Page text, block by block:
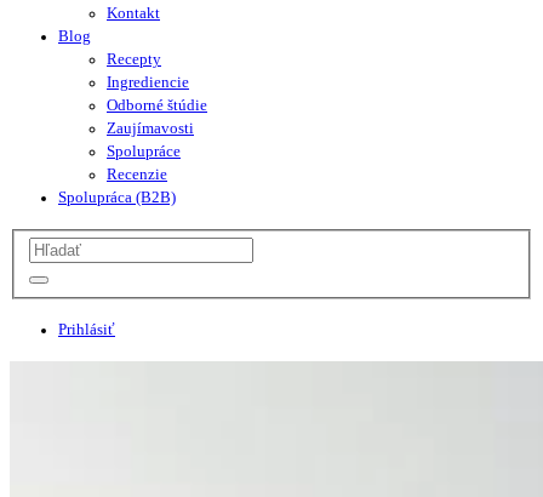
Kontakt
Blog
Recepty
Ingrediencie
Odborné štúdie
Zaujímavosti
Spolupráce
Recenzie
Spolupráca (B2B)
Prihlásiť